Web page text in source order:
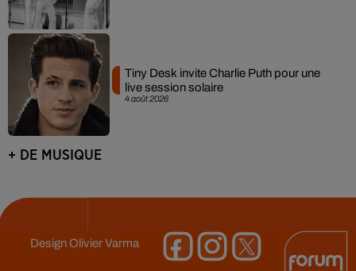
4 août 2026
Tiny Desk invite Charlie Puth pour une
live session solaire
+ DE MUSIQUE
DesignOlivier Varma